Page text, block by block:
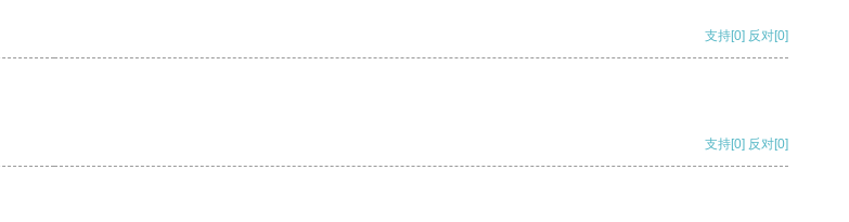
支持[0] 反对[0]
支持[0] 反对[0]